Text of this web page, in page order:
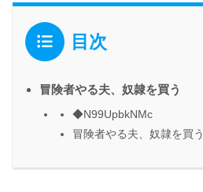
目次
冒険者やる夫、奴隷を買う
◆N99UpbkNMc
冒険者やる夫、奴隷を買う